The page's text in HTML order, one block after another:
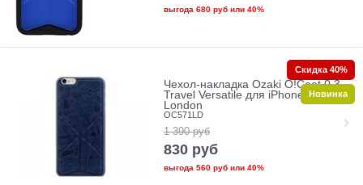
выгода 680 рубили 40%
Чехол-накладка Ozaki O!Coat 0.3-
Travel Versatile для iPhone 6/6S -
London
OC571LD
1 390 руб
830 руб
выгода 560 рубили 40%
Скидка 40%
Новинка